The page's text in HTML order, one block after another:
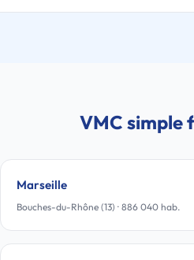
VMC simple
Marseille
Bouches-du-Rhône (13) · 886 040 hab.